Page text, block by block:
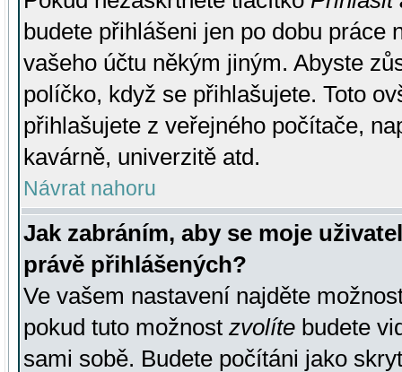
budete přihlášeni jen po dobu práce
vašeho účtu někým jiným. Abyste
políčko, když se přihlašujete. Toto
přihlašujete z veřejného počítače,
kavárně, univerzitě atd.
Návrat nahoru
Jak zabráním, aby se moje
právě přihlášených?
Ve vašem nastavení najděte
pokud tuto možnost zvolíte budete
sami sobě. Budete počítáni jako